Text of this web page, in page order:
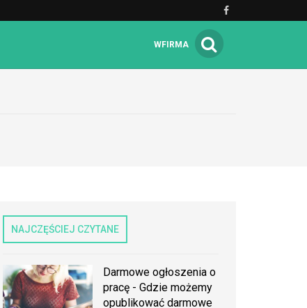
WFIRMA
NAJCZĘŚCIEJ CZYTANE
Darmowe ogłoszenia o
pracę - Gdzie możemy
opublikować darmowe